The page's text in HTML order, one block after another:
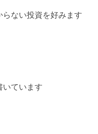
ない投資を好みます
いています